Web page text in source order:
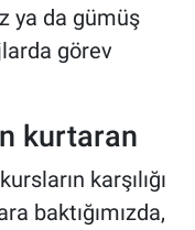
ya da gümüş
görev
kurtaran
karşılığı
baktığımızda,